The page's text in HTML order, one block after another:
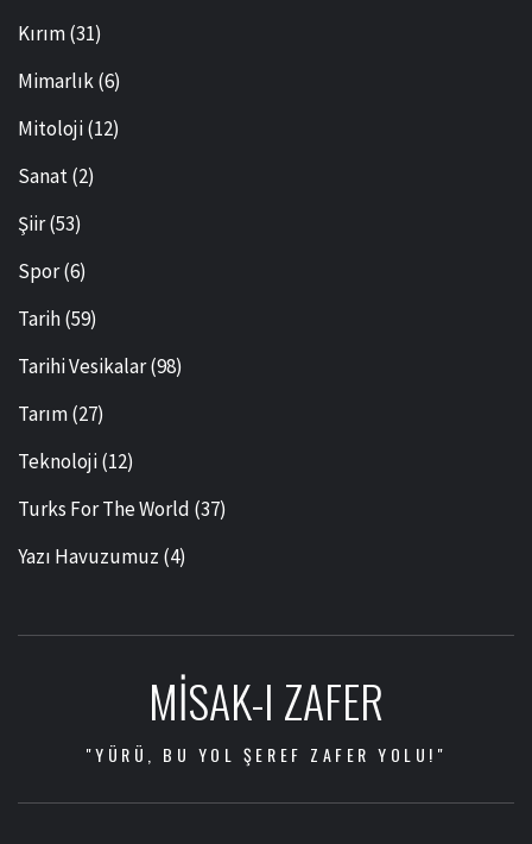
Kırım(31)
Mimarlık(6)
Mitoloji(12)
Sanat(2)
Şiir(53)
Spor(6)
Tarih(59)
Tarihi Vesikalar(98)
Tarım(27)
Teknoloji(12)
Turks For The World (37)
Yazı Havuzumuz (4)
MISAK-I ZAFER
"YÜRÜ, BU YOL ŞEREF ZAFER YOLU!"